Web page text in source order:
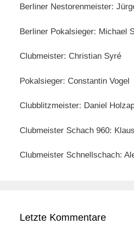
Berliner Nestorenmeister:
Berliner Pokalsieger: Michael
Clubmeister: Christian Syré
Pokalsieger: Constantin Vogel
Clubblitzmeister: Daniel
Clubmeister Schach 960:
Clubmeister Schnellschach:
Letzte Kommentare